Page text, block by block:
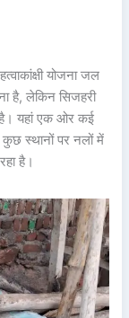
योजना जल
है, लेकिन सिजहरी
है। यहां एक ओर कई
कुछ स्थानों पर नलों में
है।